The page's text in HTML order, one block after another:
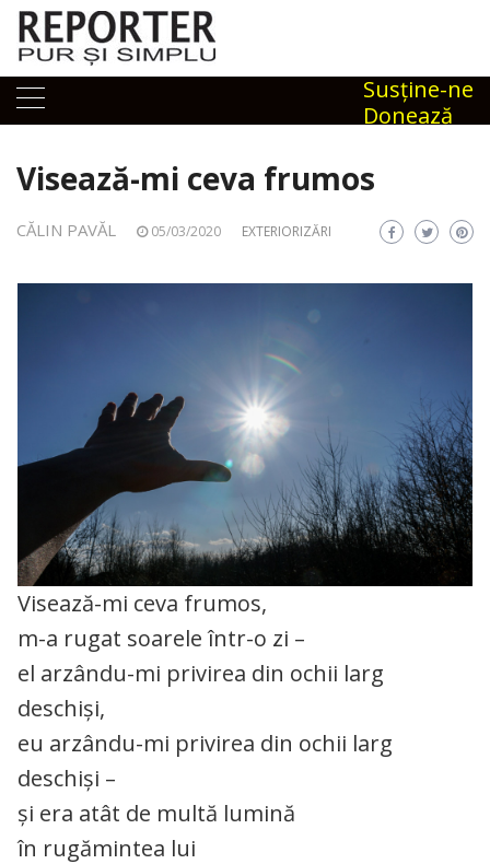
Skip
content
Susţine-ne
Donează
Visează-mi ceva frumos
CĂLIN PAVĂL 05/03/2020 EXTERIORIZĂRI
Visează-mi ceva frumos,
m-a rugat soarele într-o zi –
el arzându-mi privirea din ochii larg
deschiși,
eu arzându-mi privirea din ochii larg
deschiși –
și era atât de multă lumină
în rugămintea lui